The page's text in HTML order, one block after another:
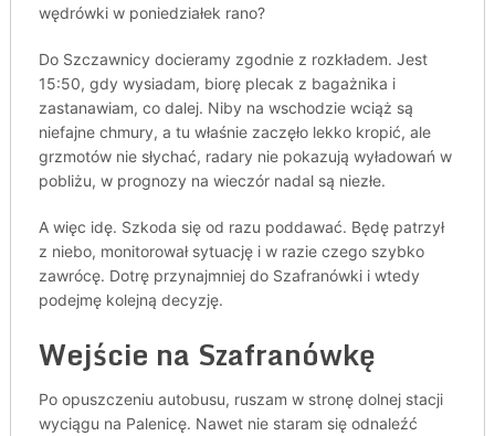
wędrówki w poniedziałek rano?
Do Szczawnicy docieramy zgodnie z rozkładem. Jest
15:50, gdy wysiadam, biorę plecak z bagażnika i
zastanawiam, co dalej. Niby na wschodzie wciąż są
niefajne chmury, a tu właśnie zaczęło lekko kropić, ale
grzmotów nie słychać, radary nie pokazują wyładowań w
pobliżu, w prognozy na wieczór nadal są niezłe.
A więc idę. Szkoda się od razu poddawać. Będę patrzył
z niebo, monitorował sytuację i w razie czego szybko
zawrócę. Dotrę przynajmniej do Szafranówki i wtedy
podejmę kolejną decyzję.
Wejście na Szafranówkę
Po opuszczeniu autobusu, ruszam w stronę dolnej stacji
wyciągu na Palenicę. Nawet nie staram się odnaleźć